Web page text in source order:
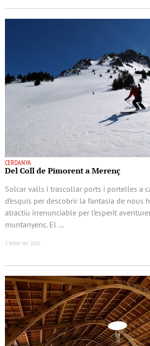
CERDANYA
Del Coll de Pimorent a Merenç
Solcar valls i trascollar ports i portelles a
d’esquís per descobrir la fantasia de nous
atractiu irrenunciable per l’esperit
muntanyenc. El …
3 febrer del 2026